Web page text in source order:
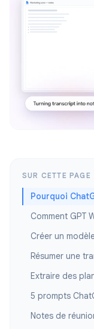
SUR CETTE PAGE
Résumer une